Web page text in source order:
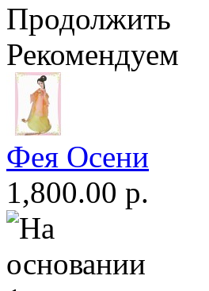
Продолжить
Рекомендуем
Фея Осени
1,800.00 р.